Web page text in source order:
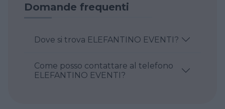
Domande frequenti
Dove si trova ELEFANTINO EVENTI?
Come posso contattare al telefono
ELEFANTINO EVENTI?